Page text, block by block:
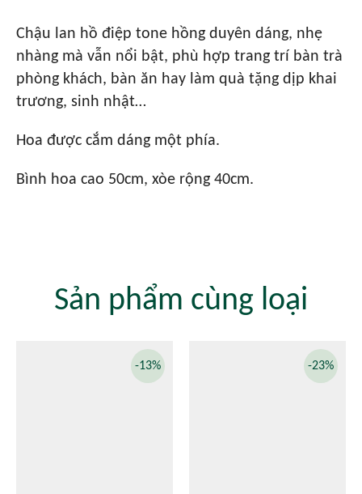
Chậu lan hồ điệp tone hồng duyên dáng, nhẹ
nhàng mà vẫn nổi bật, phù hợp trang trí bàn trà
phòng khách, bàn ăn hay làm quà tặng dịp khai
trương, sinh nhật…
Hoa được cắm dáng một phía.
Bình hoa cao 50cm, xòe rộng 40cm.
Sản phẩm cùng loại
-13% -23%